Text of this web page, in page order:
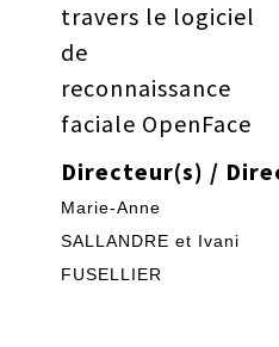
travers le logiciel
de
reconnaissance
faciale OpenFace
Directeur(s) /
Marie-Anne
SALLANDRE et Ivani
FUSELLIER